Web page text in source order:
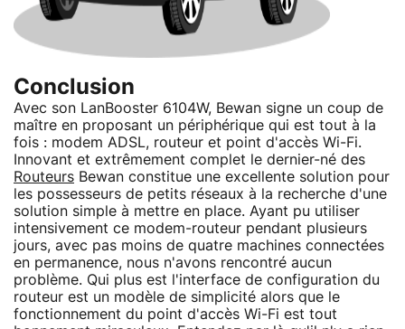
Conclusion
Avec son LanBooster 6104W, Bewan signe un coup de
maître en proposant un périphérique qui est tout à la
fois : modem ADSL, routeur et point d'accès Wi-Fi.
Innovant et extrêmement complet le dernier-né des
Routeurs Bewan constitue une excellente solution pour
les possesseurs de petits réseaux à la recherche d'une
solution simple à mettre en place. Ayant pu utiliser
intensivement ce modem-routeur pendant plusieurs
jours, avec pas moins de quatre machines connectées
en permanence, nous n'avons rencontré aucun
problème. Qui plus est l'interface de configuration du
routeur est un modèle de simplicité alors que le
fonctionnement du point d'accès Wi-Fi est tout